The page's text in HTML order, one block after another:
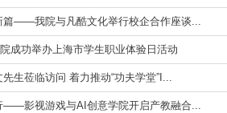
篇——我院与凡酷文化举行校企合作座谈...
功举办上海市学生职业体验日活动
生莅临访问 着力推动“功夫学堂”I...
——影视游戏与AI创意学院开启产教融合...